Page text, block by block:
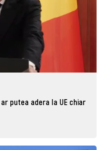
putea adera la UE chiar